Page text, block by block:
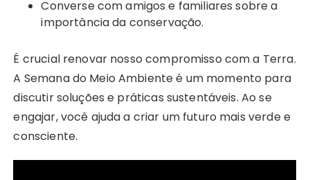
Converse com amigos e familiares sobre a
importância da conservação.
É crucial renovar nosso compromisso com a Terra.
A Semana do Meio Ambiente é um momento para
discutir soluções e práticas sustentáveis. Ao se
engajar, você ajuda a criar um futuro mais verde e
consciente.